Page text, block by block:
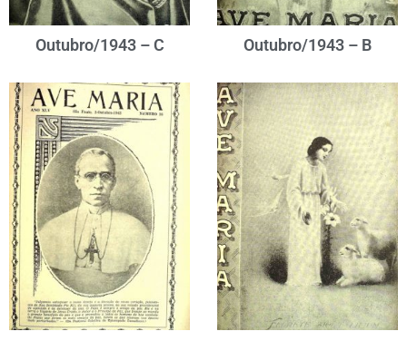
Outubro/1943 – C Outubro/1943 – B